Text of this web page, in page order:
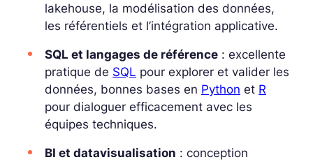
lakehouse, la modélisation des données,
les référentiels et l’intégration applicative.
SQL et langages de référence : excellente
pratique de SQL pour explorer et valider les
données, bonnes bases en Python et R
pour dialoguer efficacement avec les
équipes techniques.
BI et datavisualisation : conception